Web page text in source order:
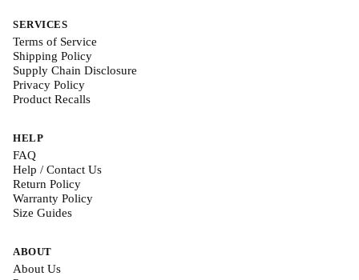
SERVICES
Terms of Service
Shipping Policy
Supply Chain Disclosure
Privacy Policy
Product Recalls
HELP
FAQ
Help / Contact Us
Return Policy
Warranty Policy
Size Guides
ABOUT
About Us